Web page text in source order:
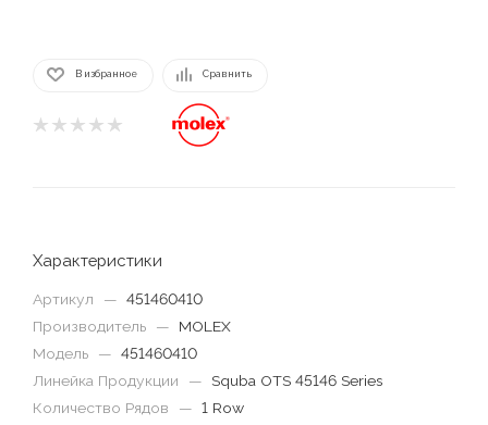
В избранное Сравнить
Характеристики
Артикул — 451460410
Производитель
—
MOLEX
Модель
— 451460410
Линейка Продукции
— Squba OTS 45146 Series
Количество Рядов
— 1 Row